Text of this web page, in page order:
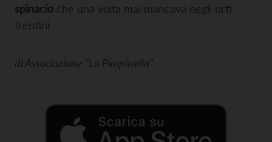
spinacio che una volta mai mancava negli orti
trentini
diAssociazione "La Pimpinella"